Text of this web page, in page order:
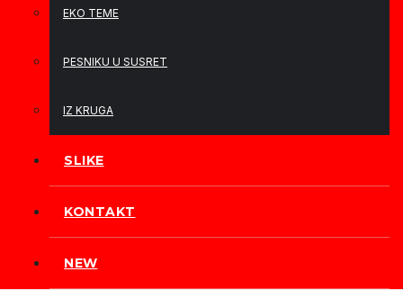
EKO TEME
PESNIKU U SUSRET
IZ KRUGA
SLIKE
KONTAKT
NEW